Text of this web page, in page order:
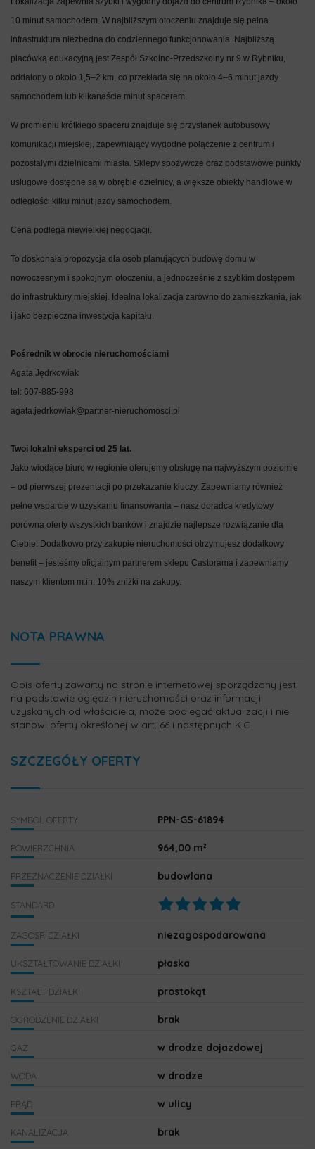
10 minut samochodem. W najbliższym otoczeniu znajduje się pełna
infrastruktura niezbędna do codziennego funkcjonowania. Najbliższą
placówką edukacyjną jest Zespół Szkolno-Przedszkolny nr 9 w Rybniku,
oddalony o około 1,5–2 km, co przekłada się na około 4–6 minut jazdy
samochodem lub kilkanaście minut spacerem.
W promieniu krótkiego spaceru znajduje się przystanek autobusowy
komunikacji miejskiej, zapewniający wygodne połączenie z centrum i
pozostałymi dzielnicami miasta. Sklepy spożywcze oraz podstawowe punkty
usługowe dostępne są w obrębie dzielnicy, a większe obiekty handlowe w
odległości kilku minut jazdy samochodem.
Cena podlega niewielkiej negocjacji.
To doskonała propozycja dla osób planujących budowę domu w
nowoczesnym i spokojnym otoczeniu, a jednocześnie z szybkim dostępem
do infrastruktury miejskiej. Idealna lokalizacja zarówno do zamieszkania, jak
i jako bezpieczna inwestycja kapitału.
Pośrednik w obrocie nieruchomościami
Agata Jędrkowiak
tel: 607-885-998
agata.jedrkowiak@partner-nieruchomosci.pl
Twoi lokalni eksperci od 25 lat.
Jako wiodące biuro w regionie oferujemy obsługę na najwyższym poziomie
– od pierwszej prezentacji po przekazanie kluczy. Zapewniamy również
pełne wsparcie w uzyskaniu finansowania – nasz doradca kredytowy
porówna oferty wszystkich banków i znajdzie najlepsze rozwiązanie dla
Ciebie. Dodatkowo przy zakupie nieruchomości otrzymujesz dodatkowy
benefit – jesteśmy oficjalnym partnerem sklepu Castorama i zapewniamy
naszym klientom m.in. 10% zniżki na zakupy.
NOTA PRAWNA
Opis oferty zawarty na stronie internetowej sporządzany jest
na podstawie oględzin nieruchomości oraz informacji
uzyskanych od właściciela, może podlegać aktualizacji i nie
stanowi oferty określonej w art. 66 i następnych K.C.
SZCZEGÓŁY OFERTY
SYMBOL OFERTY PPN-GS-61894
POWIERZCHNIA 964,00 m²
PRZEZNACZENIE DZIAŁKI budowlana
STANDARD
ZAGOSP. DZIAŁKI niezagospodarowana
UKSZTAŁTOWANIE DZIAŁKI płaska
KSZTAŁT DZIAŁKI prostokąt
OGRODZENIE DZIAŁKI brak
GAZ w drodze dojazdowej
WODA w drodze
PRĄD w ulicy
KANALIZACJA brak